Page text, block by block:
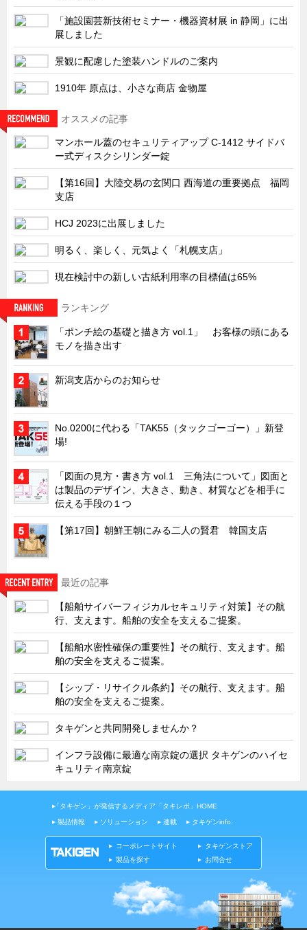
サーバーラック・エンクロジャー
特装車・バス・トラック関連
フリーザー・フードマシナリー関連
自動販売機・自動改札機関連
CATEGORY
営業、丸ごとフカボリ
Before After
隠れた名品
旬の野菜とタキゲン製品
PICK UP NEWS
ポンチ絵の基礎と描き方
図面の見方・書き方
キャビネット工業会規格「CA300」集中講義
ズバッとお悩み解決 テクニカル Q and A
瀧源点回帰
光る技術！未来へのモノづくり
ちょっとユニークなお客様
ビジサスニュース
ECOLOGY NEWS SCRAMBLE
わが街わが支店
ニッポン再発見
あれこれWATCH
こんなとき、どう言うの?
４コマ漫画 のんきなのんちゃん
CATEGORY タキゲンinfo.
お知らせ
展示会情報／出展告知
展示会情報／報告レポート
工場見学
海外出張
社外セミナー
110周年企画
展示トラック
「施設園芸新技術セミナー・機器資材展 in 静岡」に出
展しました
景観に配慮した塗装ハンドルのご案内
1910年 原点は、小さな商店 金物屋
オススメの記事
マンホール蓋のセキュリティアップ C-1412 サイドバ
ー式ディスクシリンダー錠
【第16回】大陸交易の玄関口 西海道の重要拠点 福岡
支店
HCJ 2023に出展しました
明るく、楽しく、元気よく「札幌支店」
現在検討中の新しい古紙利用率の目標値は65%
ランキング
「ポンチ絵の基礎と描き方 vol.1」 お客様の頭にある
モノを描き出す
新潟支店からのお知らせ
No.0200に代わる「TAK55（タックゴーゴー）」新登
場!
「図面の見方・書き方 vol.1 三角法について」図面と
は製品のデザイン、大きさ、動き、材質などを相手に
伝える手段の１つ
【第17回】朝鮮王朝にみる二人の賢君 韓国支店
最近の記事
【船舶サイバーフィジカルセキュリティ対策】その航
行、支えます。船舶の安全を支えるご提案。
【船舶水密性確保の重要性】その航行、支えます。船
舶の安全を支えるご提案。
【シップ・リサイクル条約】その航行、支えます。船
舶の安全を支えるご提案。
タキゲンと共同開発しませんか？
インフラ設備に最適な南京錠の選択 タキゲンのハイセ
キュリティ南京錠
「タキゲン」が発信するメディア「タキレポ」HOME
製品情報 ソリューション 連載 タキゲンinfo.
コーポレートサイト
タキゲンストア
製品を探す
お問合せ